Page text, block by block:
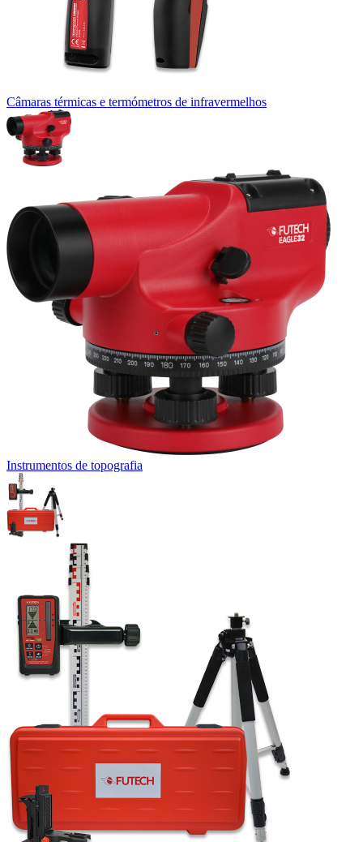
Câmaras térmicas e termómetros de infravermelhos
Instrumentos de topografia